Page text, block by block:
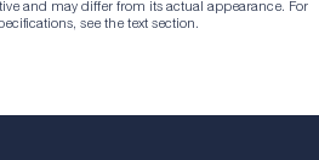
2 3 4 6
and may differ from its actual appearance. For
see the text section.